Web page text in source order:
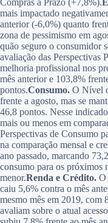
Compras a Prazo (+7,8%).
mais impactado
anterior (-6,0%) quanto
zona de pessimismo em
quão seguro o consumidor
avaliação das Perspectivas
melhoria profissional nos
mês anterior e 103,8%
pontos.Consumo. O Nível
frente a agosto, mas se
46,8 pontos. Nesse
mais ou menos em
Perspectivas de Consumo
na comparação mensal e
ano passado, marcando
consumo para os próximos
menor.Renda e Crédito. O
caiu 5,6% contra o mês
mesmo mês em 2019, com
avaliam sobre o atual